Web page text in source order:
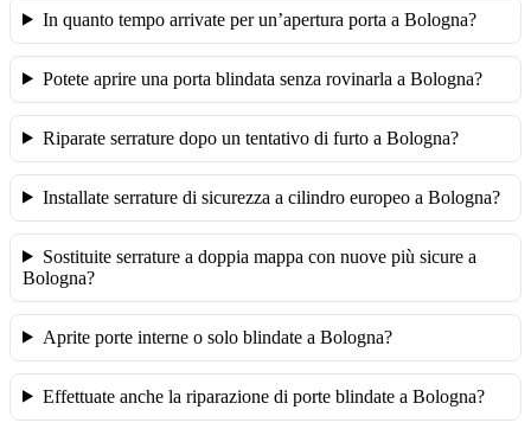
In quanto tempo arrivate per un’apertura porta a Bologna?
Potete aprire una porta blindata senza rovinarla a Bologna?
Riparate serrature dopo un tentativo di furto a Bologna?
Installate serrature di sicurezza a cilindro europeo a Bologna?
Sostituite serrature a doppia mappa con nuove più sicure a
Bologna?
Aprite porte interne o solo blindate a Bologna?
Effettuate anche la riparazione di porte blindate a Bologna?